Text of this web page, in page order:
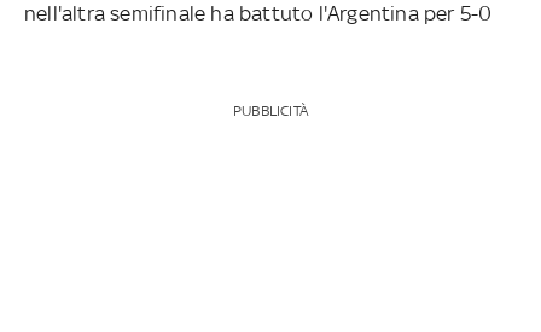
nell'altra semifinale ha battuto l'Argentina per 5-0
PUBBLICITÀ